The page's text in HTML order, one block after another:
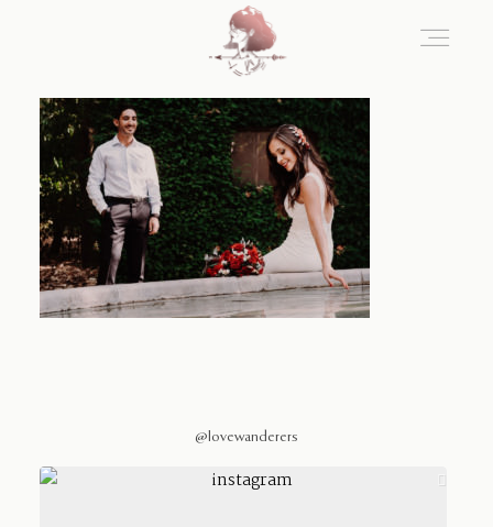
@lovewanderers
Home
Blog
Sobre Nosotros